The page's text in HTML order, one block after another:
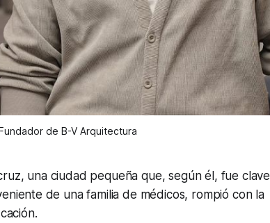
de B-V Arquitectura
una ciudad pequeña que, según él, fue clave
de una familia de médicos, rompió con la